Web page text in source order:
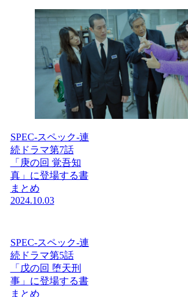
SPEC-スペック-連
続ドラマ第7話
「庚の回 覚吾知
真」に登場する書
まとめ
2024.10.03
SPEC-スペック-連
続ドラマ第5話
「戊の回 堕天刑
事」に登場する書
まとめ